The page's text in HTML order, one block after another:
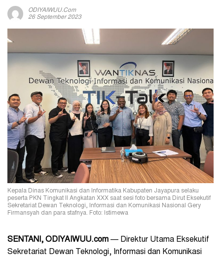
ODIYAIWUU.com
26 September 2023
Kepala Dinas Komunikasi dan Informatika Kabupaten Jayapura selaku
peserta PKN Tingkat II Angkatan XXX saat sesi foto bersama Dirut Eksekutif
Sekretariat Dewan Teknologi, Informasi dan Komunikasi Nasional Gery
Firmansyah dan para stafnya. Foto: Istimewa
SENTANI, ODIYAIWUU.com — Direktur Utama Eksekutif
Sekretariat Dewan Teknologi, Informasi dan Komunikasi